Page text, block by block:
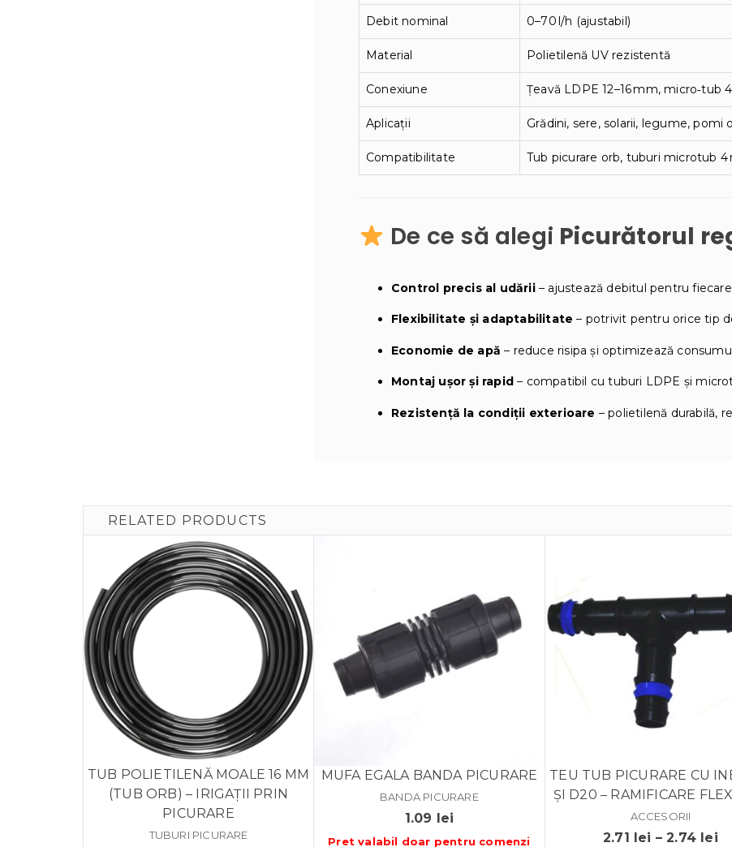
Debit nominal 0–70 l/h (ajustabil)
Material Polietilenă UV rezistentă
Conexiune Țeavă LDPE 12–16 mm, micro‑tub
Aplicații Grădini, sere, solarii, legume, pomi
Compatibilitate Tub picurare orb, tuburi microtub 4
De ce să alegi Picurătorul
Control precis al udării– ajustează debitul pentru
Flexibilitate și adaptabilitate – potrivit pentru orice tip
Economie de apă – reduce risipa și optimizează
Montaj ușor și rapid – compatibil cu tuburi LDPE și
Rezistență la condiții exterioare – polietilenă durabilă,
RELATED PRODUCTS
TUB POLIETILENĂ MOALE 16 MM
(TUB ORB) – IRIGAȚII PRIN
PICURARE
TUBURI PICURARE
MUFA EGALA BANDA PICURARE
BANDA PICURARE
1.09 lei
Pret valabil doar pentru comenzi
TEU TUB PICURARE CU
ȘI D20 – RAMIFICARE
ACCESORII
2.71 lei – 2.74 lei